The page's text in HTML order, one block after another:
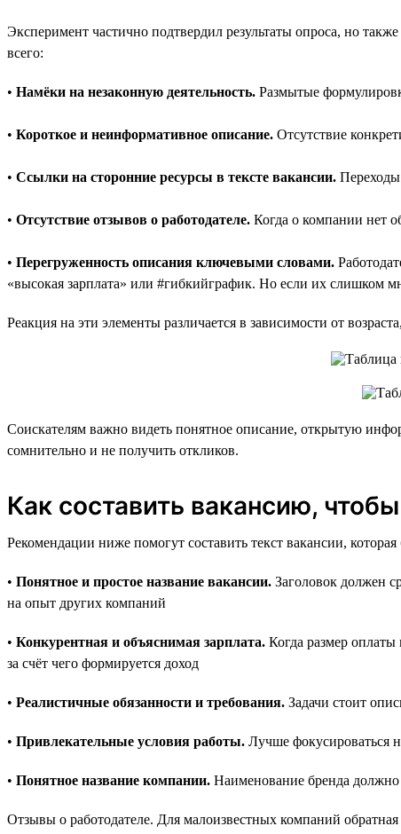
Эксперимент частично подтвердил результаты опроса, но
всего:
• Намёки на незаконную деятельность. Размытые
• Короткое и неинформативное описание. Отсутствие
• Ссылки на сторонние ресурсы в тексте вакансии.
• Отсутствие отзывов о работодателе. Когда о компании нет
• Перегруженность описания ключевыми словами.
«высокая зарплата» или #гибкийграфик. Но если их слишком
Реакция на эти элементы различается в зависимости от
Соискателям важно видеть понятное описание, открытую
сомнительно и не получить откликов.
Как составить вакансию,
Рекомендации ниже помогут составить текст вакансии,
• Понятное и простое название вакансии. Заголовок должен
на опыт других компаний
• Конкурентная и объяснимая зарплата. Когда размер оплаты
за счёт чего формируется доход
• Реалистичные обязанности и требования. Задачи стоит
• Привлекательные условия работы. Лучше фокусироваться
• Понятное название компании. Наименование бренда должно
Отзывы о работодателе. Для малоизвестных компаний